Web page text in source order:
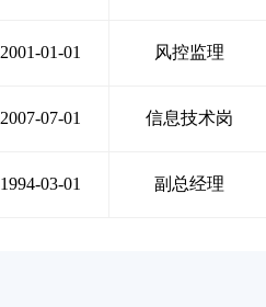
2001-01-01 风控监理
2007-07-01 信息技术岗
1994-03-01 副总经理